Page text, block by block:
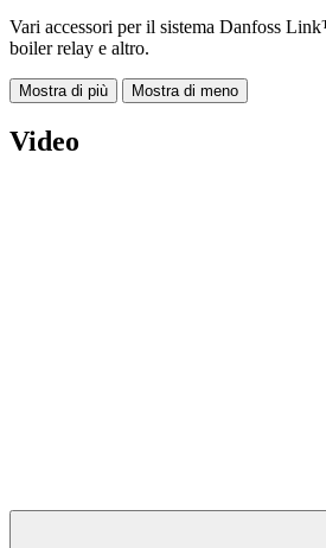
Vari accessori per il sistema Danfoss
boiler relay e altro.
Mostra di più Mostra di meno
Video